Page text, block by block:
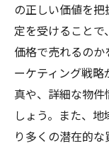
の正しい価値を
定を受けること
価格で売れるの
ーケティング戦
真や、詳細な物
しょう。また、
り多くの潜在的